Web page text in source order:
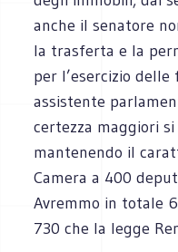
anche il senatore
la trasferta e la
per l’esercizio
assistente
certezza maggiori
mantenendo il
Camera a 400
Avremmo in totale
730 che la legge